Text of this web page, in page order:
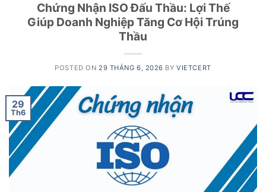
Chứng Nhận ISO Đấu Thầu: Lợi Thế
Giúp Doanh Nghiệp Tăng Cơ Hội Trúng
Thầu
POSTED ON 29 THÁNG 6, 2026 BYVIETCERT
29
Th6